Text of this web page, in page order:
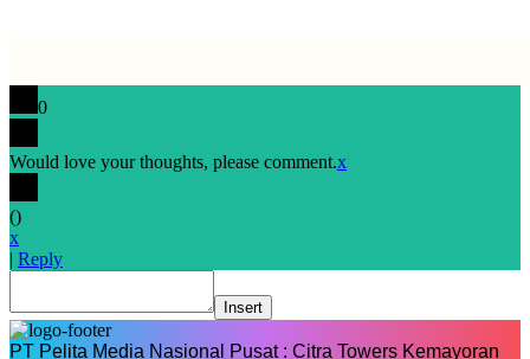
0
Would love your thoughts, please comment.x
()
x
| Reply
Insert
PT Pelita Media Nasional Pusat : Citra Towers Kemayoran